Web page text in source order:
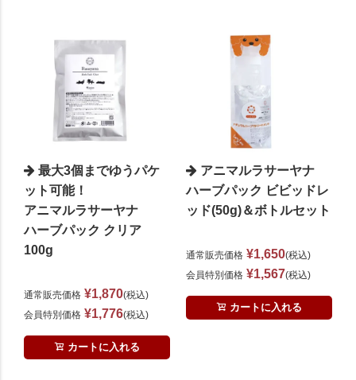
最大3個までゆうパケ
ット可能！
アニマルラサーヤナ
ハーブパック クリア
100g
通常販売価格 ¥1,870 税込
会員特別価格 ¥1,776 税込
カートに入れる
アニマルラサーヤナ
ハーブパック ビビッドレ
ッド(50g)＆ボトルセット
通常販売価格 ¥1,650 税込
会員特別価格 ¥1,567 税込
カートに入れる